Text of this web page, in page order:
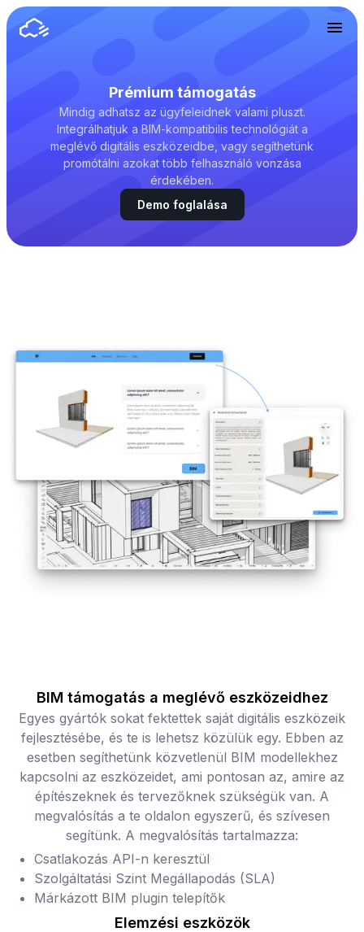
Prémium támogatás
Mindig adhatsz az ügyfeleidnek valami pluszt.
Integrálhatjuk a BIM-kompatibilis technológiát a
meglévő digitális eszközeidbe, vagy segíthetünk
promótálni azokat több felhasználó vonzása
érdekében.
Demo foglalása
BIM támogatás a meglévő eszközeidhez
Egyes gyártók sokat fektettek saját digitális eszközeik
fejlesztésébe, és te is lehetsz közülük egy. Ebben az
esetben segíthetünk közvetlenül BIM modellekhez
kapcsolni az eszközeidet, ami pontosan az, amire az
építészeknek és tervezőknek szükségük van. A
megvalósítás a te oldalon egyszerű, és szívesen
segítünk. A megvalósítás tartalmazza:
Csatlakozás API-n keresztül
Szolgáltatási Szint Megállapodás (SLA)
Márkázott BIM plugin telepítők
Elemzési eszközök